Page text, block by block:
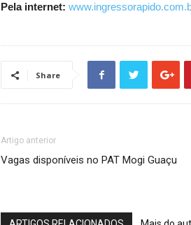
Pela internet:
Share
Artigo anterior
Vagas disponíveis no PAT Mogi Guaçu